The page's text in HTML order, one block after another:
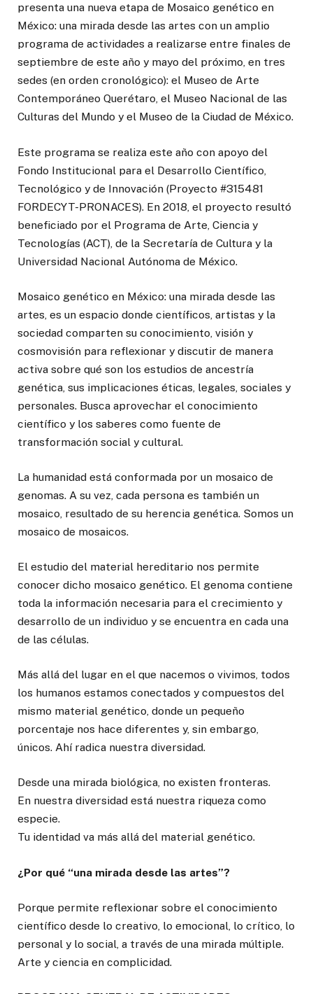
presenta una nueva etapa de Mosaico genético en
México: una mirada desde las artes con un amplio
programa de actividades a realizarse entre finales de
septiembre de este año y mayo del próximo, en tres
sedes (en orden cronológico): el Museo de Arte
Contemporáneo Querétaro, el Museo Nacional de las
Culturas del Mundo y el Museo de la Ciudad de México.
Este programa se realiza este año con apoyo del
Fondo Institucional para el Desarrollo Científico,
Tecnológico y de Innovación (Proyecto #315481
FORDECYT-PRONACES). En 2018, el proyecto resultó
beneficiado por el Programa de Arte, Ciencia y
Tecnologías (ACT), de la Secretaría de Cultura y la
Universidad Nacional Autónoma de México.
Mosaico genético en México: una mirada desde las
artes, es un espacio donde científicos, artistas y la
sociedad comparten su conocimiento, visión y
cosmovisión para reflexionar y discutir de manera
activa sobre qué son los estudios de ancestría
genética, sus implicaciones éticas, legales, sociales y
personales. Busca aprovechar el conocimiento
científico y los saberes como fuente de
transformación social y cultural.
La humanidad está conformada p­­or un mosaico de
genomas. A su vez, cada persona es también un
mosaico, resultado de su herencia genética. Somos un
mosaico de mosaicos.
El estudio del material hereditario nos permite
conocer dicho mosaico genético. El genoma contiene
toda la información necesaria para el crecimiento y
desarrollo de un individuo y se encuentra en cada una
de las células.
Más allá del lugar en el que nacemos o vivimos, todos
los humanos estamos conectados y compuestos del
mismo material genético, donde un pequeño
porcentaje nos hace diferentes y, sin embargo,
únicos. Ahí radica nuestra diversidad.
Desde una mirada biológica, no existen fronteras.
En nuestra diversidad está nuestra riqueza como
especie.
Tu identidad va más allá del material genético.
¿Por qué “una mirada desde las artes”?
Porque permite reflexionar sobre el conocimiento
científico desde lo creativo, lo emocional, lo crítico, lo
personal y lo social, a través de una mirada múltiple.
Arte y ciencia en complicidad.